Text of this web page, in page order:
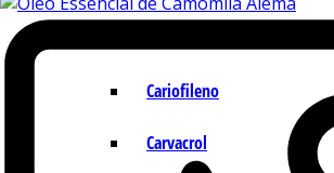
Cariofileno
Carvacrol